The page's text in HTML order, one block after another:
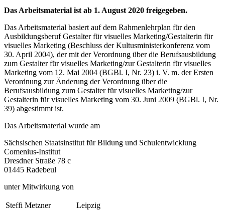
Das Arbeitsmaterial ist ab 1. August 2020 freigegeben.
Das Arbeitsmaterial basiert auf dem Rahmenlehrplan für den
Ausbildungsberuf Gestalter für visuelles Marketing/Gestalterin für
visuelles Marketing (Beschluss der Kultusministerkonferenz vom
30. April 2004), der mit der Verordnung über die Berufsausbildung
zum Gestalter für visuelles Marketing/zur Gestalterin für visuelles
Marketing vom 12. Mai 2004 (BGBl. I, Nr. 23) i. V. m. der Ersten
Verordnung zur Änderung der Verordnung über die
Berufsausbildung zum Gestalter für visuelles Marketing/zur
Gestalterin für visuelles Marketing vom 30. Juni 2009 (BGBl. I, Nr.
39) abgestimmt ist.
Das Arbeitsmaterial wurde am
Sächsischen Staatsinstitut für Bildung und Schulentwicklung
Comenius-Institut
Dresdner Straße 78 c
01445 Radebeul
unter Mitwirkung von
Steffi Metzner
Leipzig